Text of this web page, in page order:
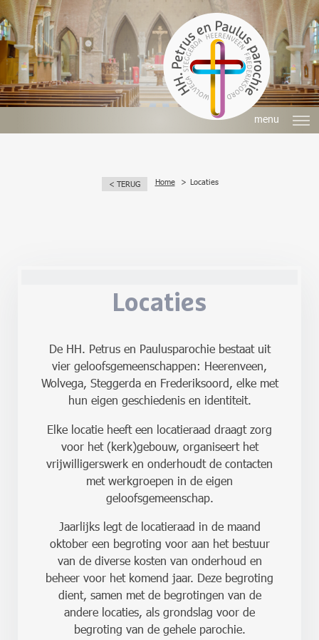
menu
< TERUG Home Locaties
Locaties
De HH. Petrus en Paulusparochie bestaat uit
vier geloofsgemeenschappen: Heerenveen,
Wolvega, Steggerda en Frederiksoord, elke met
hun eigen geschiedenis en identiteit.
Elke locatie heeft een locatieraad draagt zorg
voor het (kerk)gebouw, organiseert het
vrijwilligerswerk en onderhoudt de contacten
met werkgroepen in de eigen
geloofsgemeenschap.
Jaarlijks legt de locatieraad in de maand
oktober een begroting voor aan het bestuur
van de diverse kosten van onderhoud en
beheer voor het komend jaar. Deze begroting
dient, samen met de begrotingen van de
andere locaties, als grondslag voor de
begroting van de gehele parochie.